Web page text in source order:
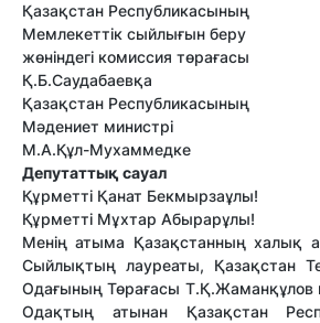
Қазақстан Республикасының
Мемлекеттік сыйлығын беру
жөніндегі комиссия төрағасы
Қ.Б.Саудабаевқа
Қазақстан Республикасының
Мәдениет министрі
М.А.Құл-Мухаммедке
Депутаттық сауал
Құрметті Қанат Бекмырзаұлы!
Құрметті Мұхтар Абырарұлы!
Менің атыма Қазақстанның халық
Сыйлықтың лауреаты, Қазақстан
Одағының Төрағасы
Одақтың атынан Қазақстан